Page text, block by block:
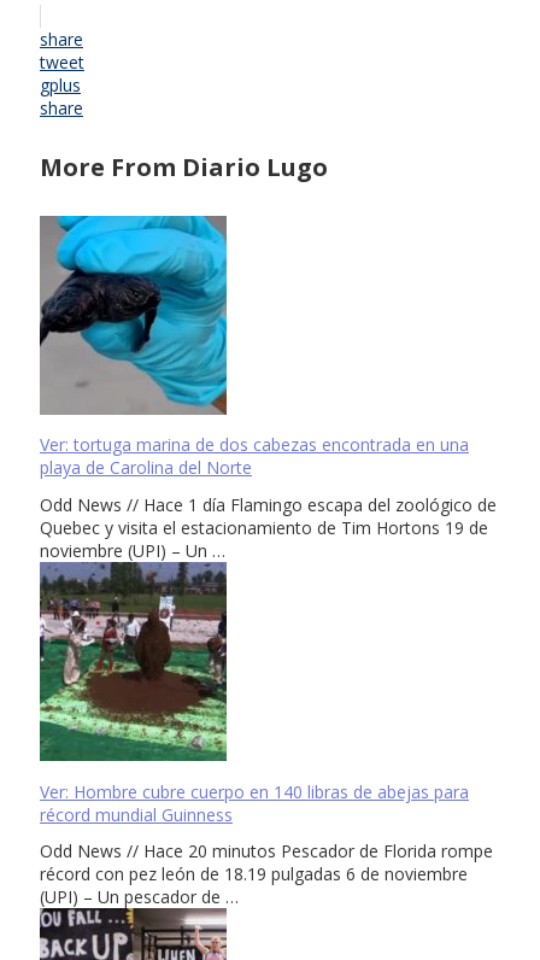
share
tweet
gplus
share
More From Diario Lugo
Ver: tortuga marina de dos cabezas encontrada en una
playa de Carolina del Norte
Odd News // Hace 1 día Flamingo escapa del zoológico de
Quebec y visita el estacionamiento de Tim Hortons 19 de
noviembre (UPI) – Un …
Ver: Hombre cubre cuerpo en 140 libras de abejas para
récord mundial Guinness
Odd News // Hace 20 minutos Pescador de Florida rompe
récord con pez león de 18.19 pulgadas 6 de noviembre
(UPI) – Un pescador de …